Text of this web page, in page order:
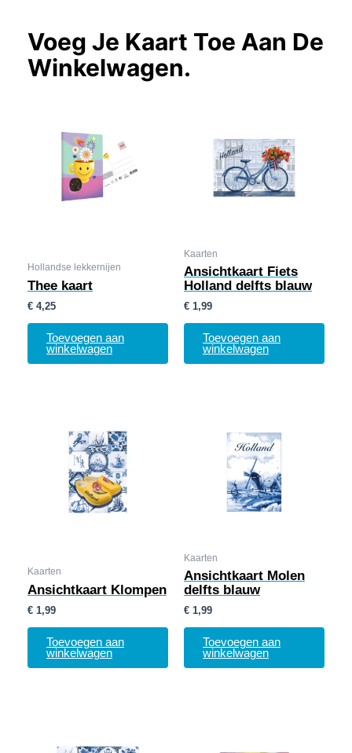
Voeg Je Kaart Toe Aan De
Winkelwagen.
Hollandse lekkernijen
Thee kaart
€ 4,25
Toevoegen aan
winkelwagen
Kaarten
Ansichtkaart Fiets
Holland delfts blauw
€ 1,99
Toevoegen aan
winkelwagen
Kaarten
Ansichtkaart Klompen
€ 1,99
Toevoegen aan
winkelwagen
Kaarten
Ansichtkaart Molen
delfts blauw
€ 1,99
Toevoegen aan
winkelwagen